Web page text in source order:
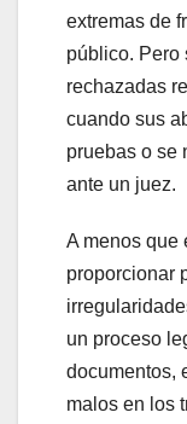
extremas de
público. Pero
rechazadas
cuando sus
pruebas o se
ante un juez.
A menos que
proporcionar
un proceso
documentos,
malos en los